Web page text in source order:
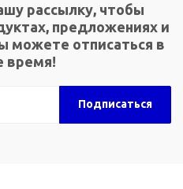
рассылку, чтобы
предложениях и
можете отписаться в
время!